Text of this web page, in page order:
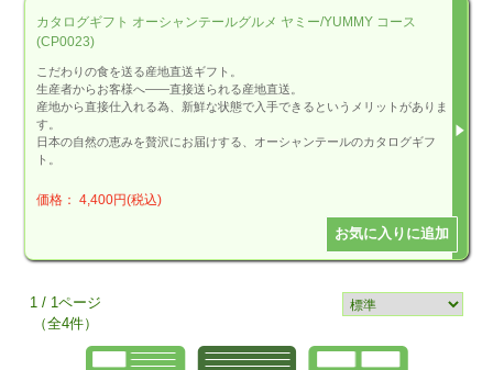
カタログギフト オーシャンテールグルメ ヤミー/YUMMY コース
(CP0023)
こだわりの食を送る産地直送ギフト。
生産者からお客様へ――直接送られる産地直送。
産地から直接仕入れる為、新鮮な状態で入手できるというメリットがありま
す。
日本の自然の恵みを贅沢にお届けする、オーシャンテールのカタログギフ
ト。
価格： 4,400円(税込)
1 / 1ページ
（全4件）